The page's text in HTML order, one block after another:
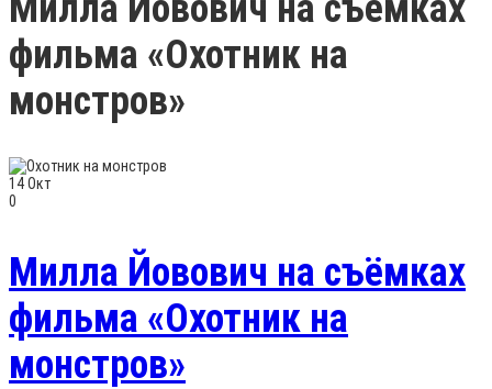
фильма «Охотник на
монстров»
14Окт
0
Милла Йовович на съёмках
фильма «Охотник на
монстров»